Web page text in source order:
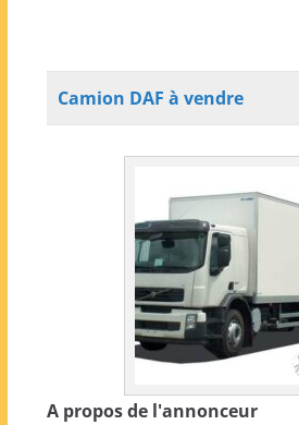
Camion DAF à vendre
A propos de l'annonceur